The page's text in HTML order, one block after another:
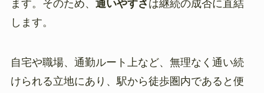
ます。そのため、 通いやすさ は継続の成否に直結
します。
自宅や職場、通勤ルート上など、無理なく通い続
けられる立地にあり、駅から徒歩圏内であると便